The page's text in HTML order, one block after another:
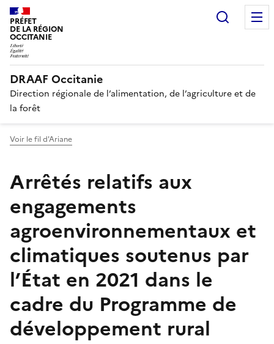
PRÉFET
DE LA RÉGION
OCCITANIE
DRAAF Occitanie
Direction régionale de l’alimentation, de l’agriculture et de
la forêt
Voir le fil d'Ariane
Arrêtés relatifs aux
engagements
agroenvironnementaux et
climatiques soutenus par
l’État en 2021 dans le
cadre du Programme de
développement rural